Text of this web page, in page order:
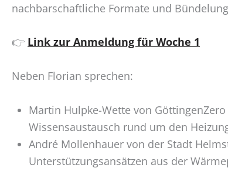
nachbarschaftliche Formate und
👉 Link zur Anmeldung für Woche 1
Neben Florian sprechen:
Martin Hulpke-Wette von
Wissensaustausch rund um den
André Mollenhauer von der Stadt
Unterstützungsansätzen aus der